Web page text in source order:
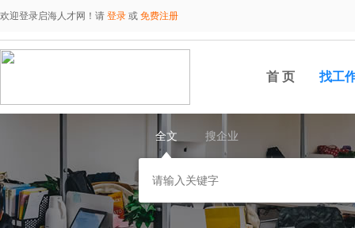
欢迎登录启海人才网！请 登录 或 免费注册
首 页 找工
全文 搜企业